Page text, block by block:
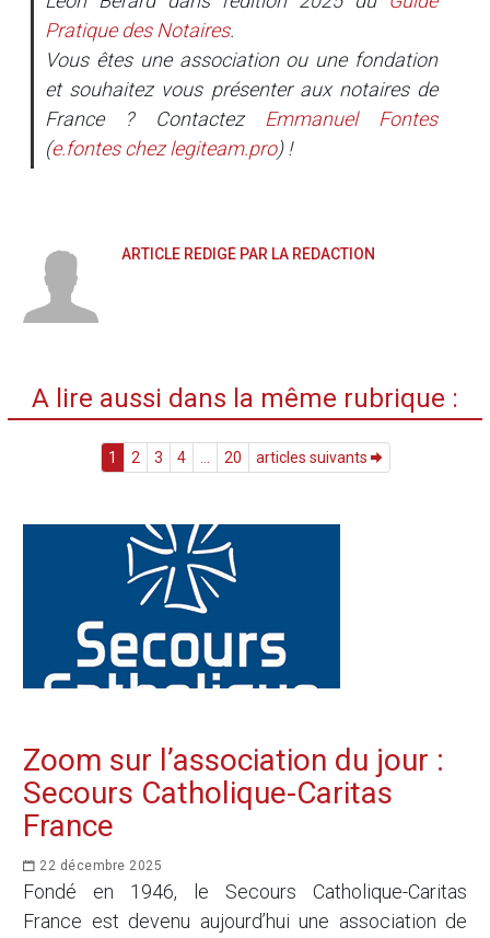
Pratique des Notaires.
Vous êtes une association ou une fondation
et souhaitez vous présenter aux notaires de
France ? Contactez
Emmanuel Fontes
(e.fonteschezlegiteam.pro) !
ARTICLE RÉDIGÉ PAR LA RÉDACTION
A lire aussi dans la même rubrique :
1 2 3 4 20 articles suivants
Zoom sur l’association du jour :
Secours Catholique-Caritas
France
22 décembre 2025
Fondé en 1946, le Secours Catholique-Caritas
France est devenu aujourd’hui une association de